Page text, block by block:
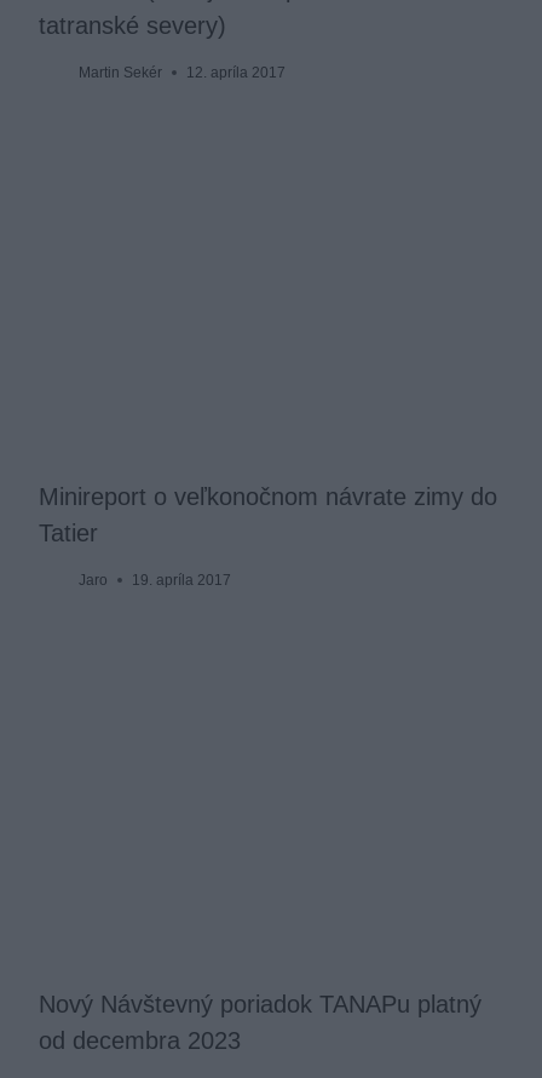
tatranské severy)
Martin Sekér 12. apríla 2017
Minireport o veľkonočnom návrate zimy do
Tatier
Jaro 19. apríla 2017
Nový Návštevný poriadok TANAPu platný
od decembra 2023